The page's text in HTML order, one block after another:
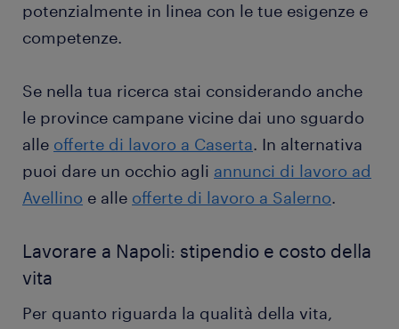
potenzialmente in linea con le tue esigenze e
competenze.
Se nella tua ricerca stai considerando anche
le province campane vicine dai uno sguardo
alle offerte di lavoro a Caserta. In alternativa
puoi dare un occhio agli annunci di lavoro ad
Avellino e alle offerte di lavoro a Salerno.
Lavorare a Napoli: stipendio e costo della
vita
Per quanto riguarda la qualità della vita,